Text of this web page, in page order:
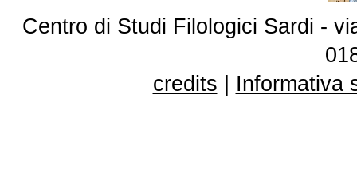
Centro di Studi Filologici Sardi -
credits
Informativa